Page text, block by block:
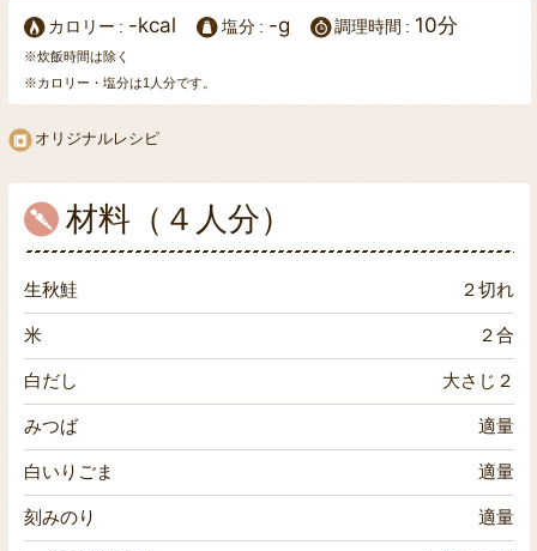
カロリー -kcal 塩分 -g 調理時間 10分
※炊飯時間は除く
※カロリー・塩分は1人分です。
オリジナルレシピ
材料（４人分）
生秋鮭 ２切れ
米 ２合
白だし 大さじ２
みつば 適量
白いりごま 適量
刻みのり 適量